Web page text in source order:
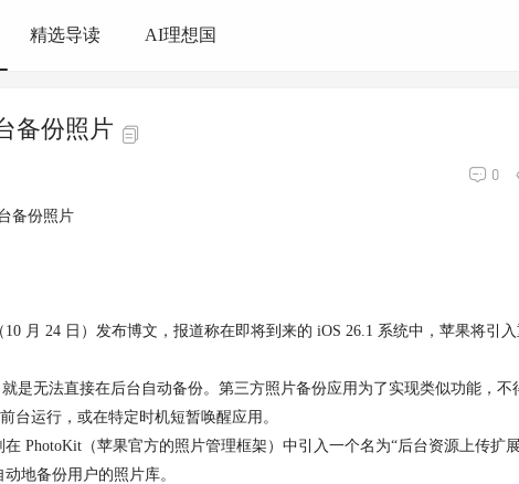
精选导读 AI理想国
备份照片
0
备份照片
月 24 日）发布博文，报道称在即将到来的 iOS 26.1 系统中，苹果将引
无法直接在后台自动备份。第三方照片备份应用为了实现类似功能，不
台运行，或在特定时机短暂唤醒应用。
（苹果官方的照片管理框架）中引入一个名为“后台资源上传扩
地备份用户的照片库。